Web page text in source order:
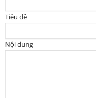
Tiêu đề
Nội dung